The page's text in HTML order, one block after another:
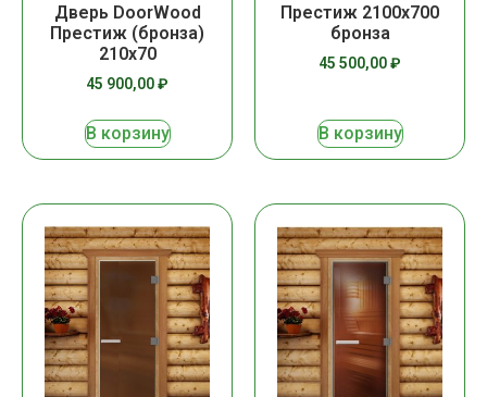
Дверь DoorWood
Престиж (бронза)
210х70
45 900,00₽
В корзину
Престиж 2100х700
бронза
45 500,00₽
В корзину